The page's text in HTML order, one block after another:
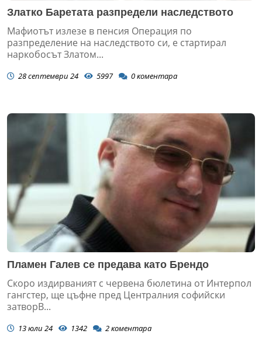
Златко Баретата разпредели наследството
Мафиотът излезе в пенсия Операция по
разпределение на наследството си, е стартирал
наркобосът Златом...
28 септември 24 5997 0коментара
Пламен Галев се предава като Брендо
Скоро издирваният с червена бюлетина от Интерпол
гангстер, ще цъфне пред Централния софийски
затворВ...
13 юли 24 1342 2коментара